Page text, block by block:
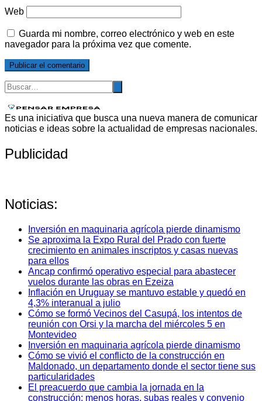
Web
Guarda mi nombre, correo electrónico y web en este
navegador para la próxima vez que comente.
Es una iniciativa que busca una nueva manera de comunicar
noticias e ideas sobre la actualidad de empresas nacionales.
Publicidad
Noticias:
Inversión en maquinaria agrícola pierde dinamismo
Se aproxima la Expo Rural del Prado con fuerte
crecimiento en animales inscriptos y casas nuevas
para ellos
Ancap confirmó operativo especial para abastecer
vuelos durante las obras en Ezeiza
Inflación en Uruguay se mantuvo estable y quedó en
4,3% interanual a julio
Cómo se formó Vecinos del Casupá, los intentos de
reunión con Orsi y la marcha del miércoles 5 en
Montevideo
Inversión en maquinaria agrícola pierde dinamismo
Cómo se vivió el conflicto de la construcción en
Maldonado, un departamento donde el sector tiene sus
particularidades
El preacuerdo que cambia la jornada en la
construcción: menos horas, subas reales y convenio